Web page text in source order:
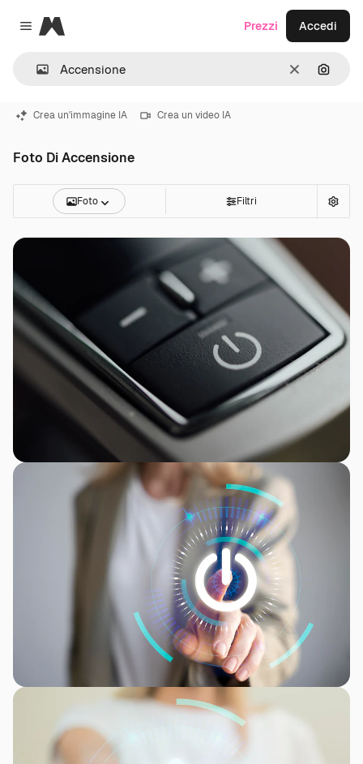
Close menu
Magnific
CancellaCerca
Prezzi Accedi
Crea un'immagine IA Crea un video IA
Foto Di Accensione
Foto Filtri